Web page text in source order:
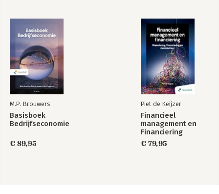
M.P. Brouwers
Basisboek
Bedrijfseconomie
€ 89,95
Piet de Keijzer
Financieel
management en
Financiering
€ 79,95